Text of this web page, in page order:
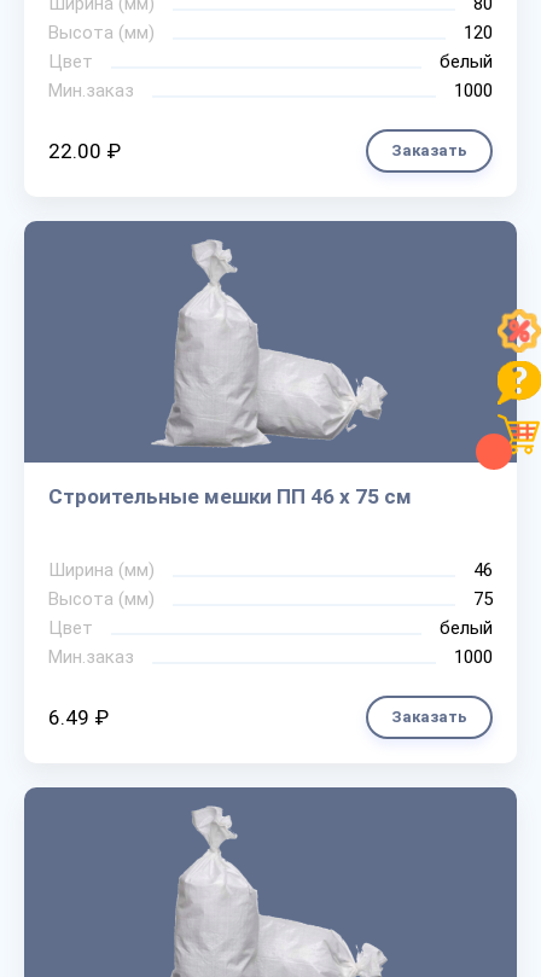
Высота (мм)
120
Цвет
белый
Мин.заказ
1000
22.00 ₽ Заказать
Строительные мешки ПП 46 х 75 см
Ширина (мм)
46
Высота (мм)
75
Цвет
белый
Мин.заказ
1000
6.49 ₽ Заказать